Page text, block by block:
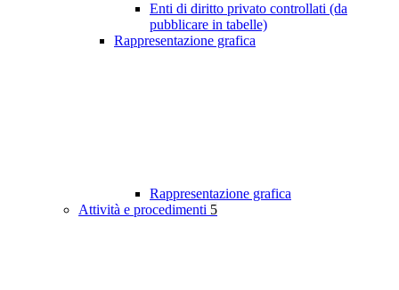
Enti di diritto privato controllati (da
pubblicare in tabelle)
Rappresentazione grafica
Rappresentazione grafica
Attività e procedimenti 5